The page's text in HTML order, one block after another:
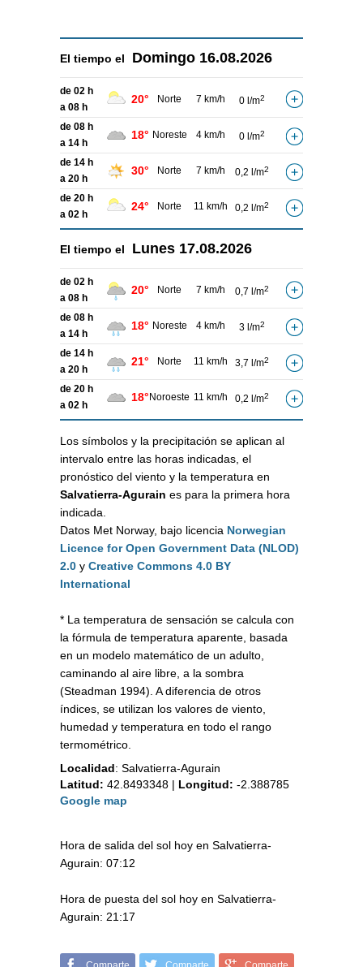
El tiempo el Domingo 16.08.2026
de 02 h
a 08 h
20° Norte 7 km/h 0 l/m2
de 08 h
a 14 h
18° Noreste 4 km/h 0 l/m2
de 14 h
a 20 h
30° Norte 7 km/h 0,2 l/m2
de 20 h
a 02 h
24° Norte 11 km/h 0,2 l/m2
El tiempo el Lunes 17.08.2026
de 02 h
a 08 h
20° Norte 7 km/h 0,7 l/m2
de 08 h
a 14 h
18° Noreste 4 km/h 3 l/m2
de 14 h
a 20 h
21° Norte 11 km/h 3,7 l/m2
de 20 h
a 02 h
18° Noroeste 11 km/h 0,2 l/m2
Los símbolos y la precipitación se aplican al
intervalo entre las horas indicadas, el
pronóstico del viento y la temperatura en
Salvatierra-Agurain es para la primera hora
indicada.
Datos Met Norway, bajo licencia Norwegian
Licence for Open Government Data (NLOD)
2.0 y Creative Commons 4.0 BY
International
* La temperatura de sensación se calcula con
la fórmula de temperatura aparente, basada
en un modelo matemático de un adulto,
caminando al aire libre, a la sombra
(Steadman 1994). A diferencia de otros
índices, se utilizan los valores de viento,
humedad y temperatura en todo el rango
termométrico.
Localidad: Salvatierra-Agurain
Latitud: 42.8493348 | Longitud: -2.388785
Google map
Hora de salida del sol hoy en Salvatierra-
Agurain: 07:12
Hora de puesta del sol hoy en Salvatierra-
Agurain: 21:17